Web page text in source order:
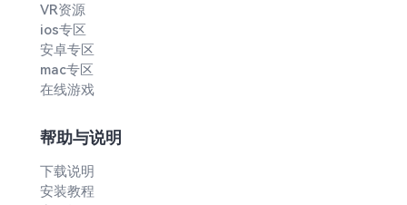
VR资源
ios专区
安卓专区
mac专区
在线游戏
帮助与说明
下载说明
安装教程